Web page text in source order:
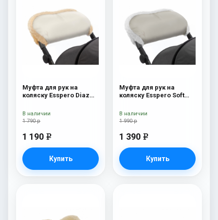
Муфта для рук на
коляску Esspero Diaz
Beige
1 790 р
1 190 e
Купить
В наличии
Муфта для рук на
коляску Esspero Soft
1 990 р
1 390 e
Купить
В наличии